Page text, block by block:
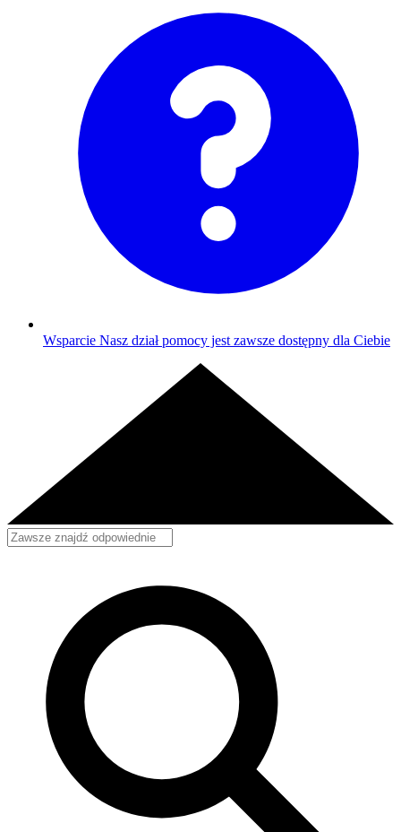
Wsparcie Nasz dział pomocy jest zawsze dostępny dla Ciebie